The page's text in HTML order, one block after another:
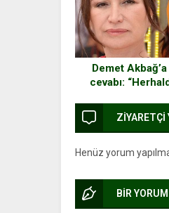
Demet
cevabı:
ZİYARETÇİ
Henüz yorum
BİR